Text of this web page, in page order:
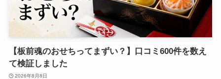
【板前魂のおせちってまずい？】口コミ600件を数え
て検証しました
2026年8月8日